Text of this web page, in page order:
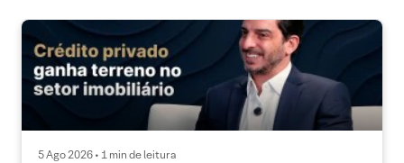
5 Ago 2026 • 1 min de leitura